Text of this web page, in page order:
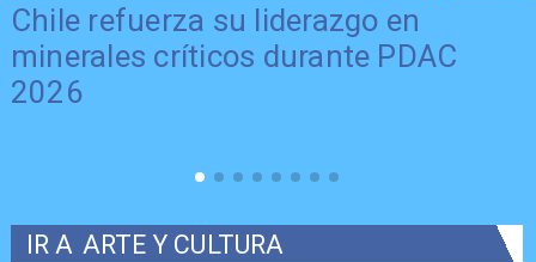
Chile refuerza su liderazgo en
minerales críticos durante PDAC
2026
IR A ARTE Y CULTURA